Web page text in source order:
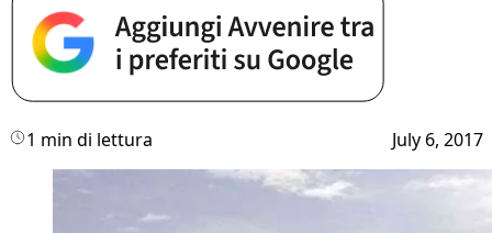
1 min di lettura July 6, 2017